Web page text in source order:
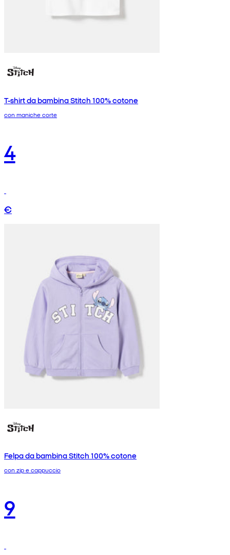
T-shirt da bambina Stitch 100% cotone
con maniche corte
4
€
Felpa da bambina Stitch 100% cotone
con zip e cappuccio
9